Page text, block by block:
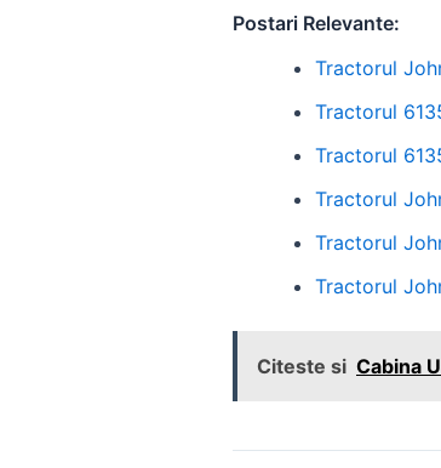
Postari Relevante:
Tractorul
Tractorul
Tractorul
Tractorul
Tractorul
Tractorul
Citeste si Cabina